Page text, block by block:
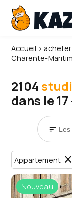
Accueil › acheter
Charente-
2104
dans le
sort
Appartement close
Nouveau